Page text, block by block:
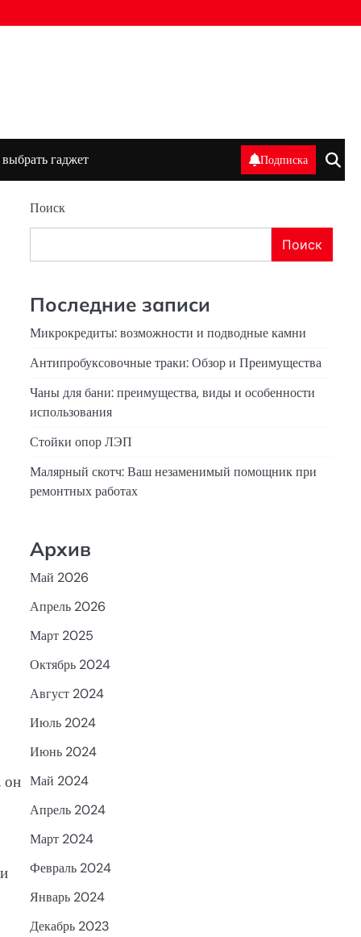
гаджет Подписка
он
Поиск
Поиск
Последние записи
Микрокредиты: возможности и подводные камни
Антипробуксовочные траки: Обзор и Преимущества
Чаны для бани: преимущества, виды и особенности
использования
Стойки опор ЛЭП
Малярный скотч: Ваш незаменимый помощник при
ремонтных работах
Архив
Май 2026
Апрель 2026
Март 2025
Октябрь 2024
Август 2024
Июль 2024
Июнь 2024
Май 2024
Апрель 2024
Март 2024
Февраль 2024
Январь 2024
Декабрь 2023